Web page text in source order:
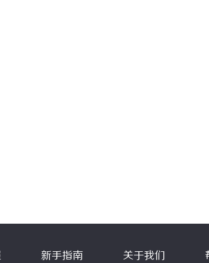
新手指南 关于我们